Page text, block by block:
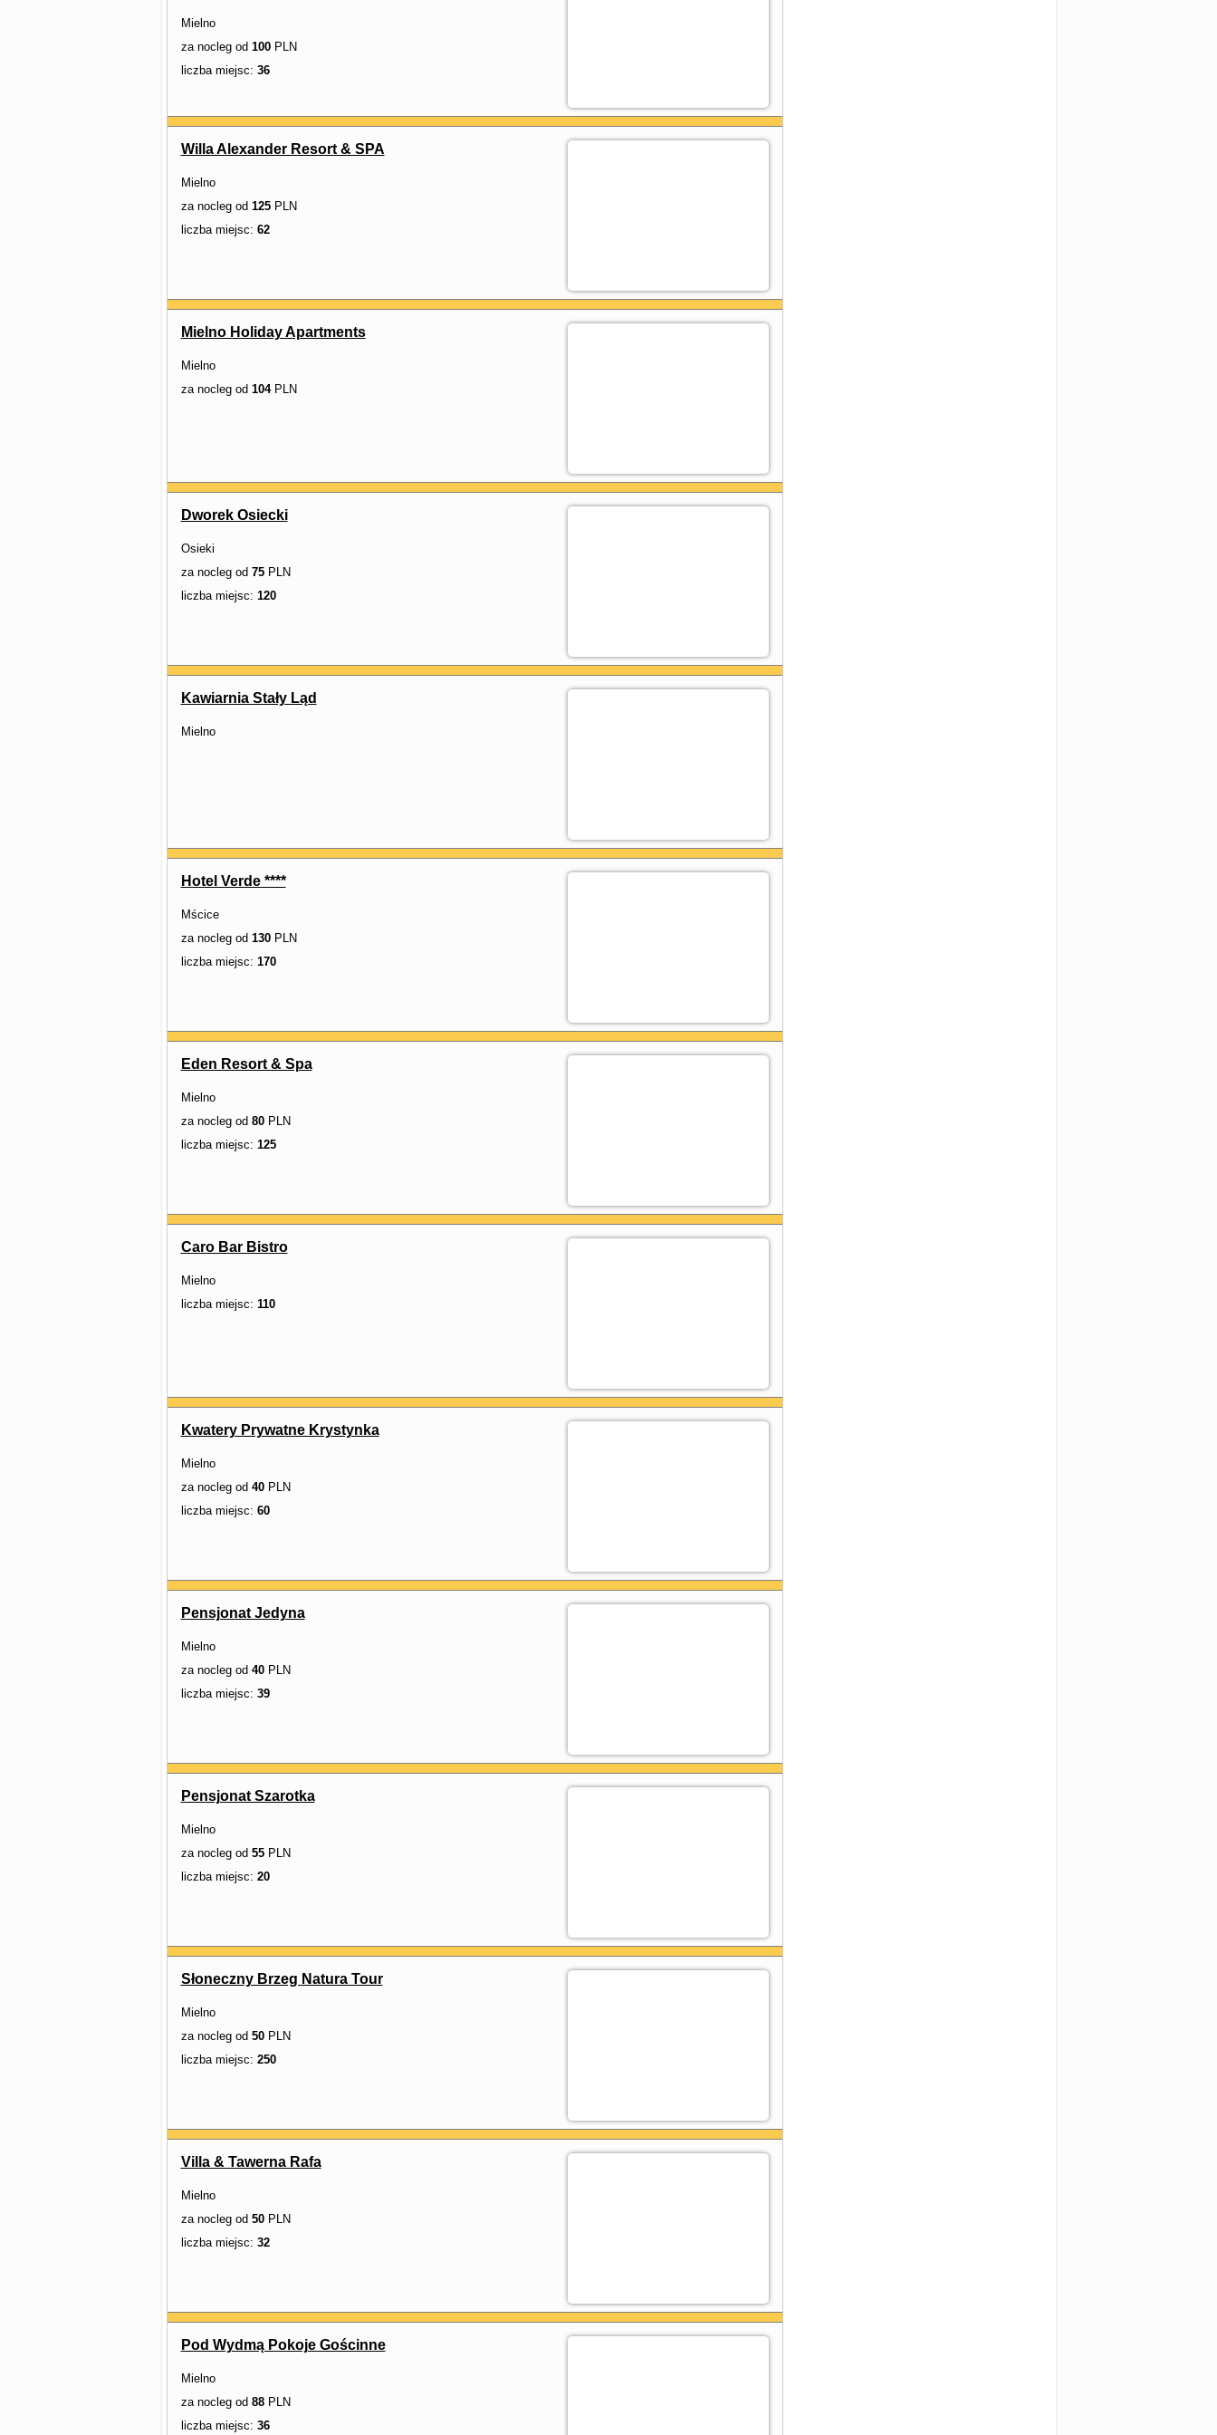
Mielno
za nocleg od 100PLN
liczba miejsc: 36
Willa Alexander Resort & SPA
Mielno
za nocleg od 125PLN
liczba miejsc: 62
Mielno Holiday Apartments
Mielno
za nocleg od 104PLN
Dworek Osiecki
Osieki
za nocleg od 75PLN
liczba miejsc: 120
Kawiarnia Stały Ląd
Mielno
Hotel Verde ****
Mścice
za nocleg od 130PLN
liczba miejsc: 170
Eden Resort & Spa
Mielno
za nocleg od 80PLN
liczba miejsc: 125
Caro Bar Bistro
Mielno
liczba miejsc: 110
Kwatery Prywatne Krystynka
Mielno
za nocleg od 40PLN
liczba miejsc: 60
Pensjonat Jedyna
Mielno
za nocleg od 40PLN
liczba miejsc: 39
Pensjonat Szarotka
Mielno
za nocleg od 55PLN
liczba miejsc: 20
Słoneczny Brzeg Natura Tour
Mielno
za nocleg od 50PLN
liczba miejsc: 250
Villa & Tawerna Rafa
Mielno
za nocleg od 50PLN
liczba miejsc: 32
Pod Wydmą Pokoje Gościnne
Mielno
za nocleg od 88PLN
liczba miejsc: 36